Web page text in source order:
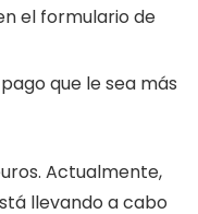
el formulario de
que le sea más
Actualmente,
llevando a cabo